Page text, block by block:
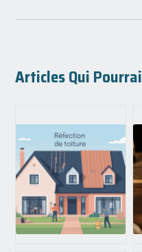
Articles Qui